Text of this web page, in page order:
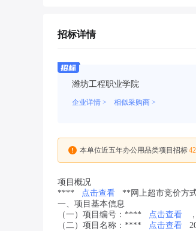
招标详情
潍坊工程职业学院
企业详情 > 相似采购商 >
本单位近五年办公用品类项目招标
项目概况
****
点击查看
**网上超市竞价方
一、项目基本信息
（一）项目编号：****
点击查看
（二）项目名称：****
点击查看